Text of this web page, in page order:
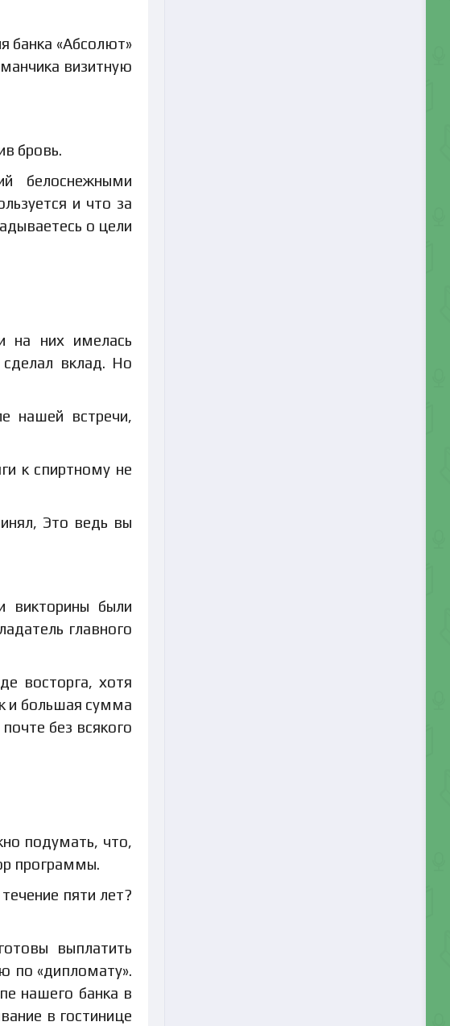
банка «Абсолют»
визитную
бровь.
белоснежными
и что за
о цели
на них имелась
сделал вклад. Но
нашей встречи,
к спиртному не
Это ведь вы
были
главного
восторга, хотя
и большая сумма
без всякого
подумать, что,
программы.
пяти лет?
выплатить
по «дипломату».
нашего банка в
в гостинице